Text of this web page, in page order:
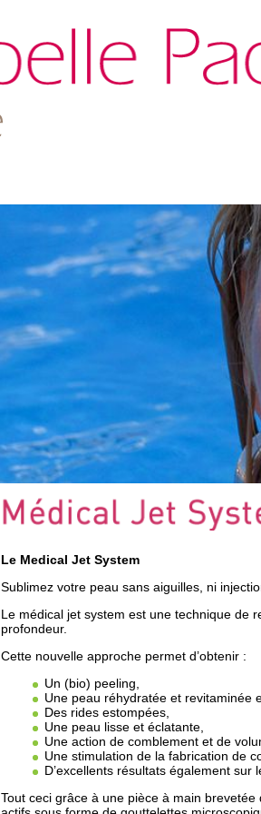
Le Medical Jet System
Sublimez votre peau sans aiguilles, ni
Le médical jet system est une technique de
profondeur.
Cette nouvelle approche permet d’obtenir :
Un (bio) peeling,
Une peau réhydratée et revitaminée
Des rides estompées,
Une peau lisse et éclatante,
Une action de comblement et de
Une stimulation de la fabrication de
D’excellents résultats également
Tout ceci grâce à une pièce à main